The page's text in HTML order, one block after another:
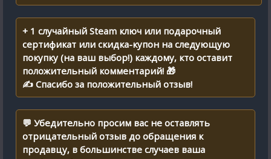
+ 1 случайный Steam ключ или подарочный
сертификат или скидка-купон на следующую
покупку (на ваш выбор!) каждому, кто оставит
положительный комментарий! 🎁
✍ Спасибо за положительный отзыв!
💬 Убедительно просим вас не оставлять
отрицательный отзыв до обращения к
продавцу, в большинстве случаев ваша